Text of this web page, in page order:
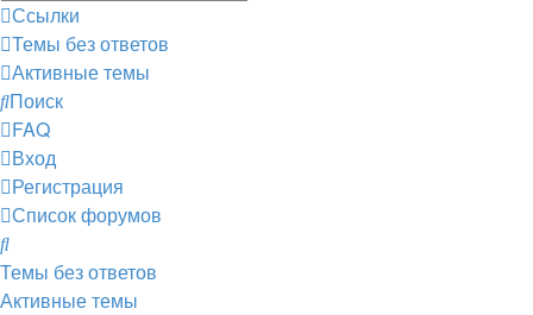
Ссылки
Темы без ответов
Активные темы
Поиск
FAQ
Вход
Регистрация
Список форумов
Поиск
Темы без ответов
Активные темы